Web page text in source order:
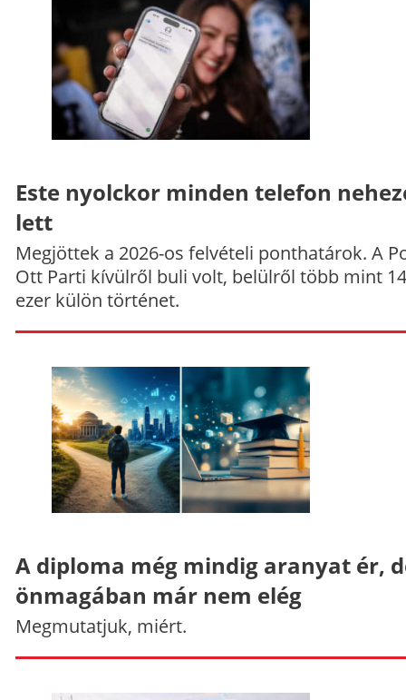
Este nyolckor minden telefon
lett
Megjöttek a 2026-os felvételi ponthatárok. A
Ott Parti kívülről buli volt, belülről több mint
ezer külön történet.
A diploma még mindig aranyat ér,
önmagában már nem elég
Megmutatjuk, miért.